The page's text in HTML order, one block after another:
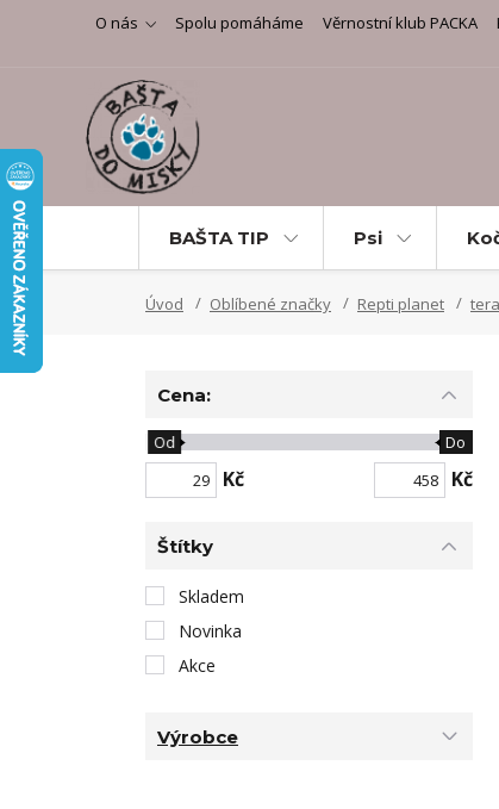
O nás Spolu pomáháme Věrnostní klub PACKA
BAŠTA TIP Psi
Úvod Oblíbené značky Repti planet
Cena:
Kč
Od Do
Kč
Štítky
Skladem
Novinka
Akce
Výrobce